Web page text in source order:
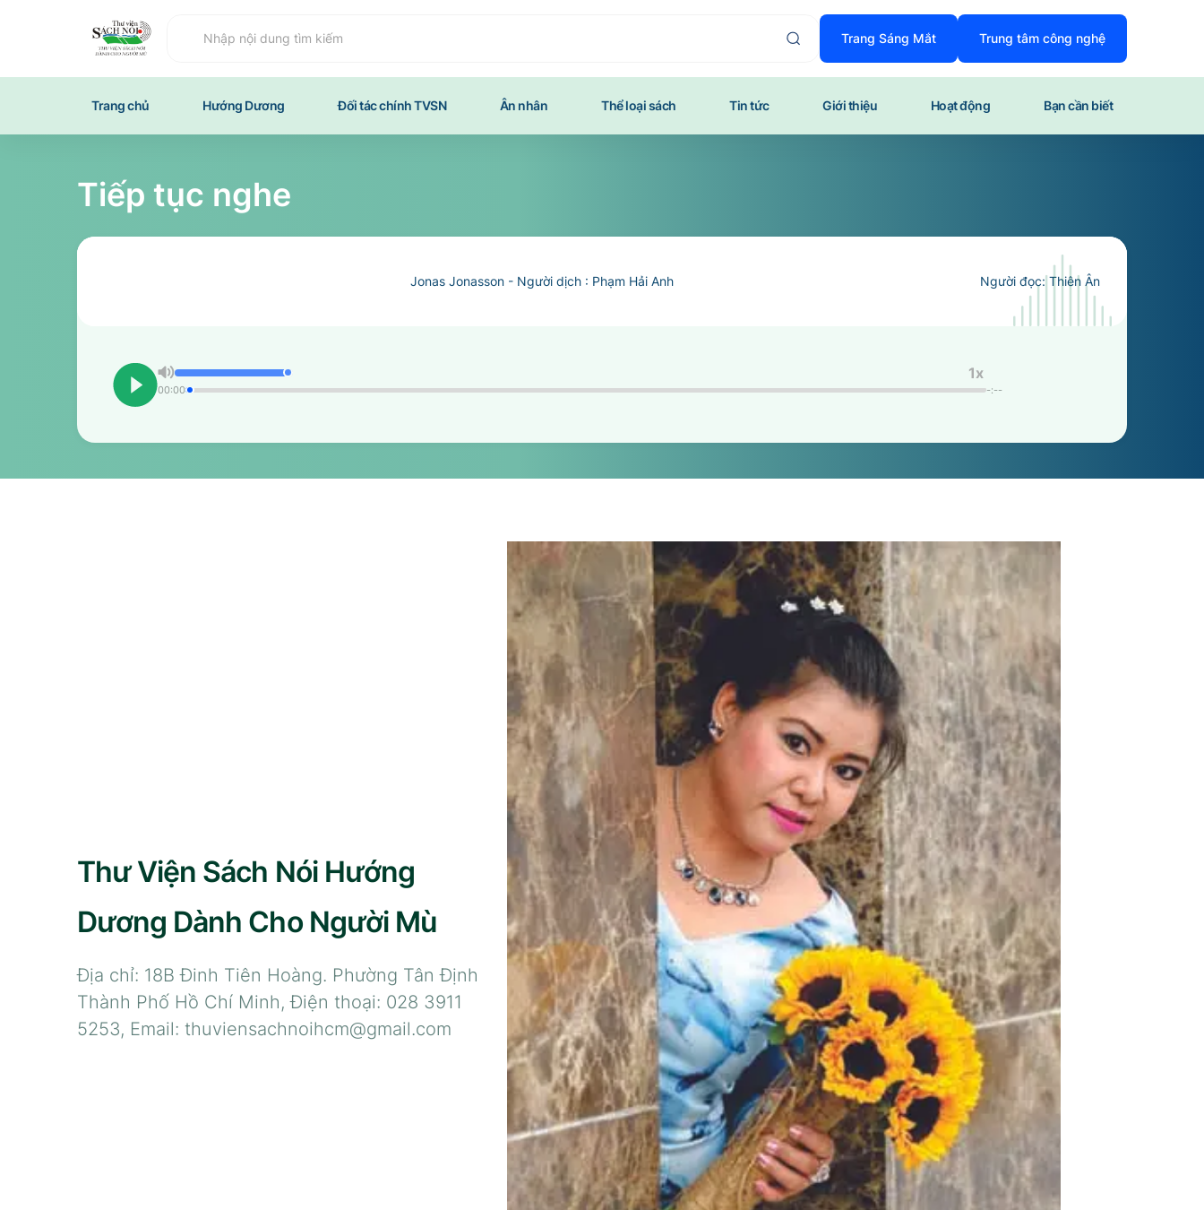
đến
dung
Nhập nội dung Trang Sáng Mắt Trung tâm công nghệ
Trang chủ Hướng Dương Đối tác chính TVSN Ân nhân Thể loại sách Tin tức Giới thiệu Hoạt động Bạn cần biết
Tiếp tục nghe
Jonas Jonasson - Người dịch : Phạm Hải Anh Người đọc: Thiên Ân
1x
00:00 -:--
Thư Viện Sách Nói Hướng
Dương Dành Cho Người Mù
Địa chỉ: 18B Đinh Tiên Hoàng. Phường Tân Định
Thành Phố Hồ Chí Minh, Điện thoại: 028 3911
5253, Email: thuviensachnoihcm@gmail.com